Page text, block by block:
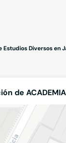
Estudios Diversos en
de